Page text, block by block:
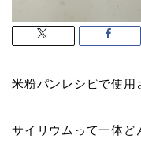
米粉パンレシピで使用
サイリウムって一体ど